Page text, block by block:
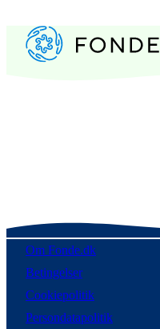
Om Fonde.dk
Betingelser
Cookiepolitik
Persondatapolitik